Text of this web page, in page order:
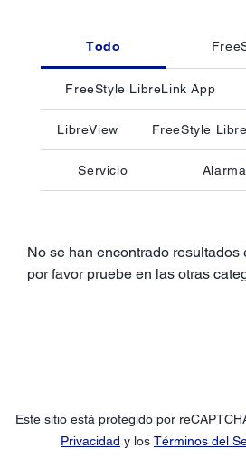
Todo
FreeStyle LibreLink App
LibreView FreeStyle
Servicio
No se han encontrado resultados
por favor pruebe en las otras
Este sitio está protegido por
Privacidad y los Términos del